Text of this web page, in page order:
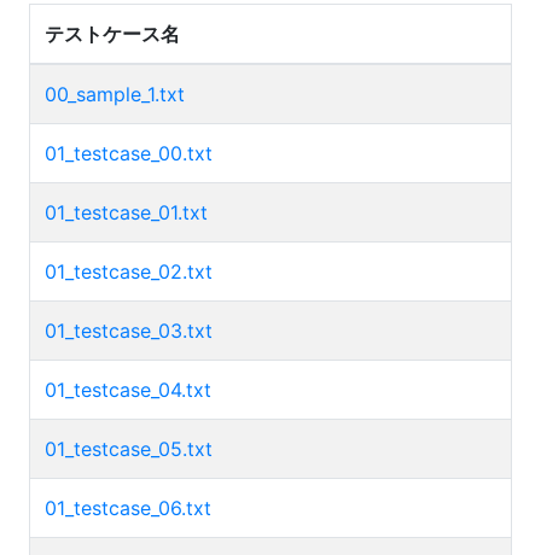
テストケース名
00_sample_1.txt
01_testcase_00.txt
01_testcase_01.txt
01_testcase_02.txt
01_testcase_03.txt
01_testcase_04.txt
01_testcase_05.txt
01_testcase_06.txt